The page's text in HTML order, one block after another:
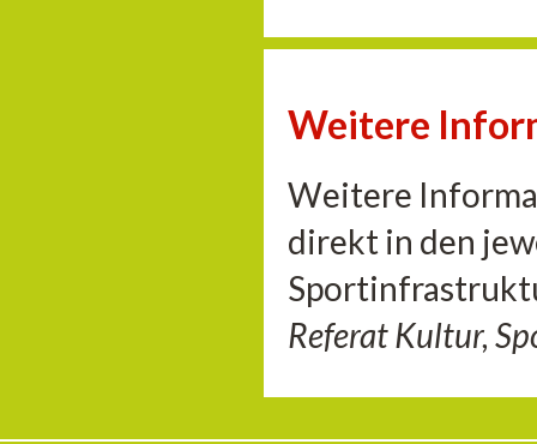
Weitere
Weitere
direkt in den
Referat Kultur,